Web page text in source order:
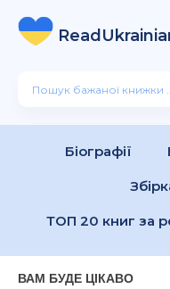
Біографії
ТОП 20 книг за